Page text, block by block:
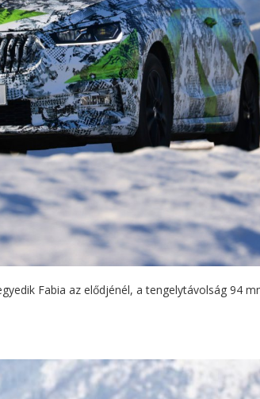
Fabia az elődjénél, a tengelytávolság 94